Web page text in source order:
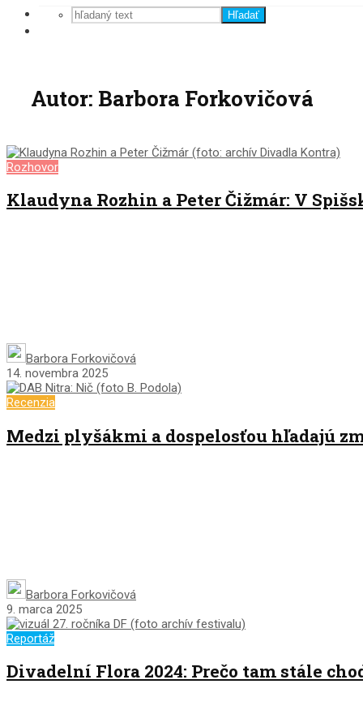
Hľadať
Autor: Barbora Forkovičová
Rozhovor
Klaudyna Rozhin a Peter Čižmár: V
Barbora Forkovičová
14. novembra 2025
Recenzia
Medzi plyšákmi a dospelosťou hľadajú
Barbora Forkovičová
9. marca 2025
Reportáž
Divadelní Flora 2024: Prečo tam stále